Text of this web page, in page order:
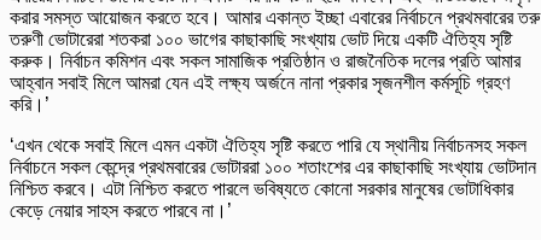
করার সমস্ত আয়োজন করতে হবে। আমার একান্ত ইচ্ছা এবারের নির্বাচনে প্রথমবারের
তরুণী ভোটারেরা শতকরা ১০০ ভাগের কাছাকাছি সংখ্যায় ভোট দিয়ে একটি ঐতিহ্য সৃষ্টি
করুক। নির্বাচন কমিশন এবং সকল সামাজিক প্রতিষ্ঠান ও রাজনৈতিক দলের প্রতি আমার
আহ্বান সবাই মিলে আমরা যেন এই লক্ষ্য অর্জনে নানা প্রকার সৃজনশীল কর্মসূচি গ্রহণ
করি।’
‘এখন থেকে সবাই মিলে এমন একটা ঐতিহ্য সৃষ্টি করতে পারি যে স্থানীয় নির্বাচনসহ সকল
নির্বাচনে সকল কেন্দ্রে প্রথমবারের ভোটাররা ১০০ শতাংশের এর কাছাকাছি সংখ্যায় ভোটদান
নিশ্চিত করবে। এটা নিশ্চিত করতে পারলে ভবিষ্যতে কোনো সরকার মানুষের ভোটাধিকার
কেড়ে নেয়ার সাহস করতে পারবে না।’